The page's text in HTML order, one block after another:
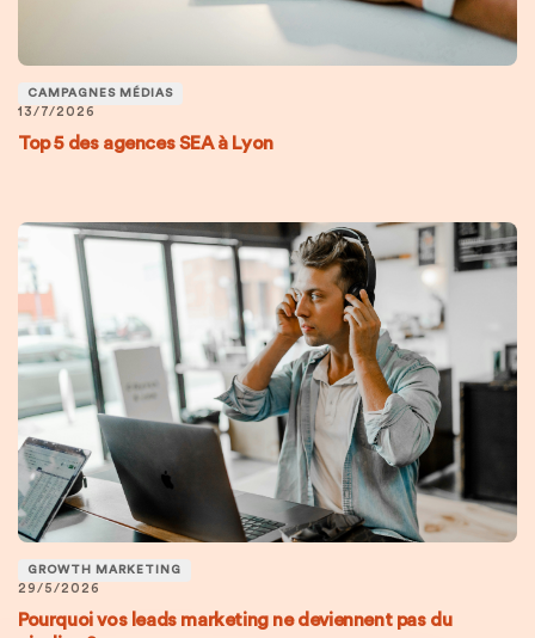
CAMPAGNES MÉDIAS
13/7/2026
Top 5 des agences SEA à Lyon
GROWTH MARKETING
29/5/2026
Pourquoi vos leads marketing ne deviennent pas du